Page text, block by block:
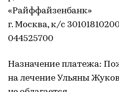
«Райффайзенбанк»
г. Москва, к/с
044525700
Назначение платежа:
на лечение Ульяны